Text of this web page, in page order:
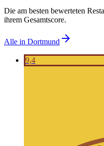
Die am besten bewerteten
ihrem Gesamtscore.
Alle in Dortmund
9,4